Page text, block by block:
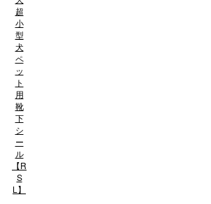
超
小
型
犬
ペ
ッ
ト
用
靴
下
シ
ー
ル
【R
S
L】